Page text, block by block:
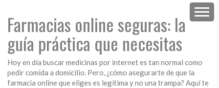
Farmacias online seguras: la
guía práctica que necesitas
Hoy en día buscar medicinas por internet es tan normal como
pedir comida a domicilio. Pero, ¿cómo asegurarte de que la
farmacia online que eliges es legítima y no una trampa? Aquí te